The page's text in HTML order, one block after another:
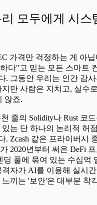
모두에게 시스
가격만 걱정하는 게 아
다"고 믿는 모든 스마트
. 그동안 우리는 인간 감
만 사람은 지치고, 실수
않죠.
줄의 Solidity나 Rust 코
는 단 하나의 논리적 허
. Zcash 같은 프라이버시
2020년부터 써온 DeFi
딩 풀에 묶여 있는 수십억
격자가 AI를 이용해 실시
끼는 '보안'은 대부분 착